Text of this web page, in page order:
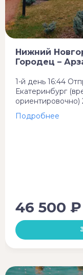
Нижний
Городец –
1-й день 16:44
Екатеринбург
ориентировочно)
46 500 ₽